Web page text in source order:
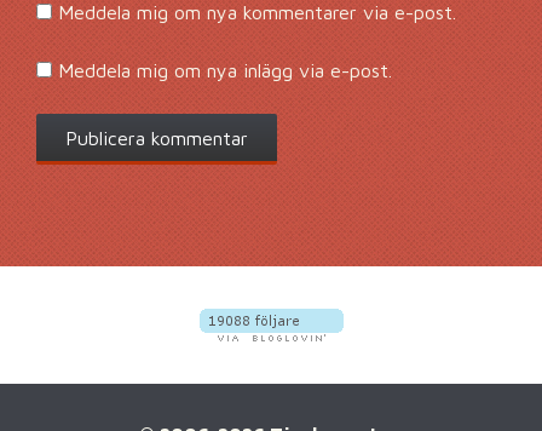
Meddela mig om nya kommentarer via e-post.
Meddela mig om nya inlägg via e-post.